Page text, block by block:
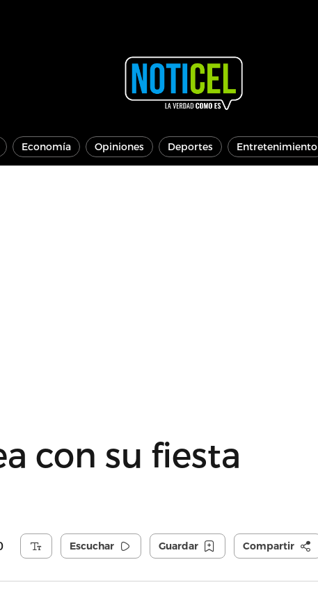
Economía Opiniones Deportes Entretenimiento
con su fiesta
Escuchar Guardar Compartir